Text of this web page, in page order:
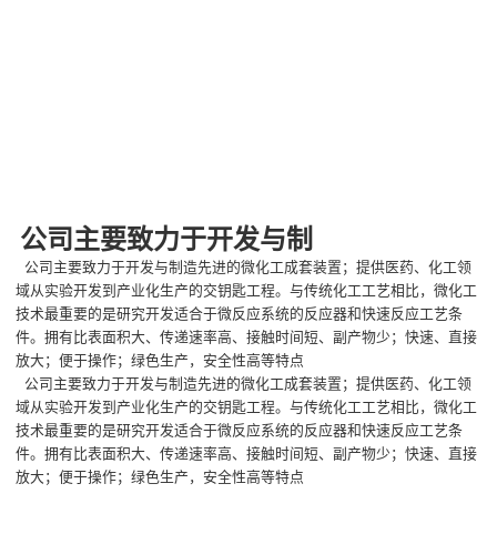
公司主要致力于开发与制
公司主要致力于开发与制造先进的微化工成套装置；提供医药、化工领
域从实验开发到产业化生产的交钥匙工程。与传统化工工艺相比，微化工
技术最重要的是研究开发适合于微反应系统的反应器和快速反应工艺条
件。拥有比表面积大、传递速率高、接触时间短、副产物少；快速、直接
放大；便于操作；绿色生产，安全性高等特点
公司主要致力于开发与制造先进的微化工成套装置；提供医药、化工领
域从实验开发到产业化生产的交钥匙工程。与传统化工工艺相比，微化工
技术最重要的是研究开发适合于微反应系统的反应器和快速反应工艺条
件。拥有比表面积大、传递速率高、接触时间短、副产物少；快速、直接
放大；便于操作；绿色生产，安全性高等特点